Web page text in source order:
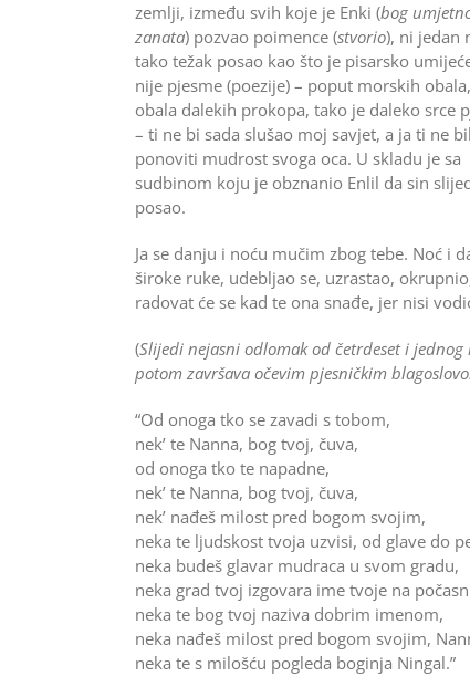
zemlji, između svih koje je Enki (bog
zanata) pozvao poimence (stvorio), ni jedan
tako težak posao kao što je pisarsko
nije pjesme (poezije) – poput morskih
obala dalekih prokopa, tako je daleko srce
– ti ne bi sada slušao moj savjet, a ja ti ne
ponoviti mudrost svoga oca. U skladu je sa
sudbinom koju je obznanio Enlil da sin
posao.
Ja se danju i noću mučim zbog tebe. Noć i
široke ruke, udebljao se, uzrastao,
radovat će se kad te ona snađe, jer nisi
(Slijedi nejasni odlomak od četrdeset i
potom završava očevim pjesničkim
“Od onoga tko se zavadi s tobom,
nek’ te Nanna, bog tvoj, čuva,
od onoga tko te napadne,
nek’ te Nanna, bog tvoj, čuva,
nek’ nađeš milost pred bogom svojim,
neka te ljudskost tvoja uzvisi, od glave do
neka budeš glavar mudraca u svom gradu,
neka grad tvoj izgovara ime tvoje na
neka te bog tvoj naziva dobrim imenom,
neka nađeš milost pred bogom svojim,
neka te s milošću pogleda boginja Ningal.”